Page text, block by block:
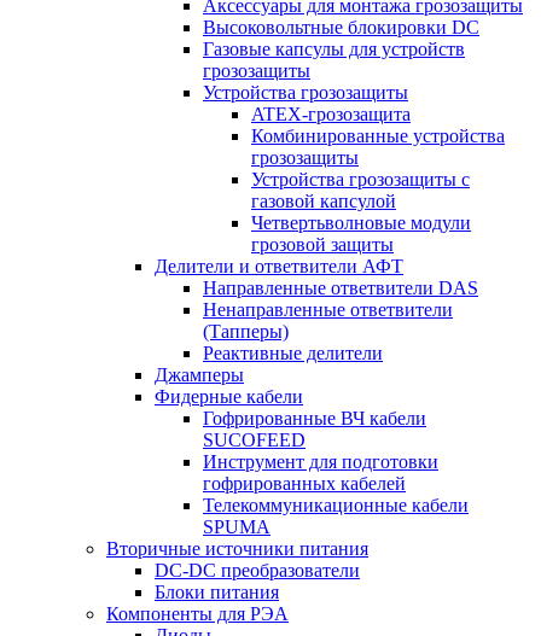
Аксессуары для монтажа грозозащиты
Высоковольтные блокировки DC
Газовые капсулы для устройств
грозозащиты
Устройства грозозащиты
ATEX-грозозащита
Комбинированные устройства
грозозащиты
Устройства грозозащиты с
газовой капсулой
Четвертьволновые модули
грозовой защиты
Делители и ответвители АФТ
Направленные ответвители DAS
Ненаправленные ответвители
(Тапперы)
Реактивные делители
Джамперы
Фидерные кабели
Гофрированные ВЧ кабели
SUCOFEED
Инструмент для подготовки
гофрированных кабелей
Телекоммуникационные кабели
SPUMA
Вторичные источники питания
DC-DC преобразователи
Блоки питания
Компоненты для РЭА